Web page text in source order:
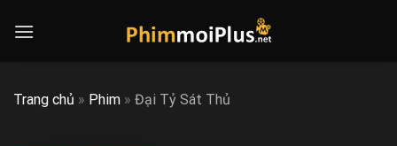
Trang chủ » Phim » Đại Tỷ Sát Thủ